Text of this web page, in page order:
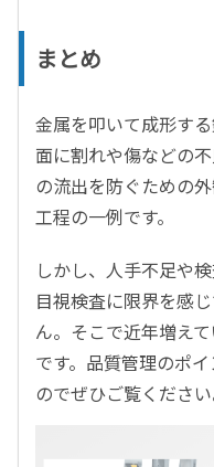
まとめ
金属を叩いて成形す
面に割れや傷などの
の流出を防ぐための
工程の一例です。
しかし、人手不足や
目視検査に限界を感
ん。そこで近年増え
です。品質管理のポ
のでぜひご覧ください